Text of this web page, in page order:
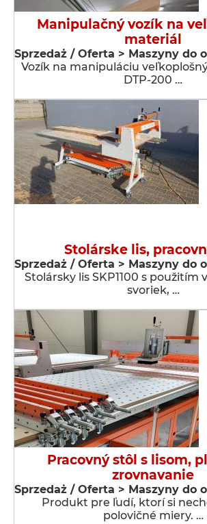
Manipulačný vozík na
materiál
Sprzedaż / Oferta > Maszyny do
Vozík na manipuláciu
DTP-200 …
Stolárske lis,
Sprzedaż / Oferta > Maszyny do
Stolársky lis SKP1100 s použitím
svoriek, …
Pracovný stôl s lisom,
zrovnavanie
Sprzedaż / Oferta > Maszyny do
Produkt pre ľudí, ktorí si
polovičné miery. …